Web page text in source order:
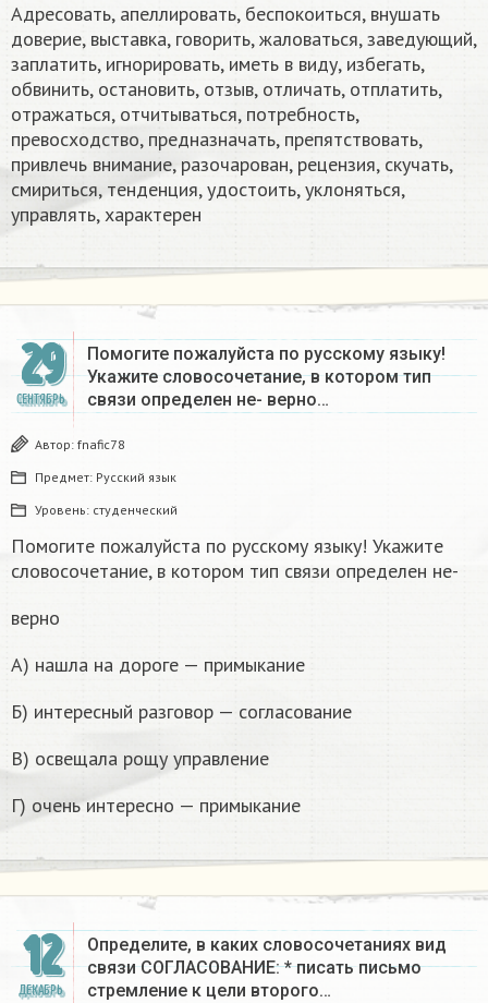
Адресовать, апеллировать, беспокоиться, внушать
доверие, выставка, говорить, жаловаться, заведующий,
заплатить, игнорировать, иметь в виду, избегать,
обвинить, остановить, отзыв, отличать, отплатить,
отражаться, отчитываться, потребность,
превосходство, предназначать, препятствовать,
привлечь внимание, разочарован, рецензия, скучать,
смириться, тенденция, удостоить, уклоняться,
управлять, характерен
29
СЕНТЯБРЬ
Помогите пожалуйста по русскому языку!
Укажите словосочетание, в котором тип
связи определен не- верно…
Автор: fnafic78
Предмет: Русский язык
Уровень: студенческий
Помогите пожалуйста по русскому языку! Укажите
словосочетание, в котором тип связи определен не-
верно
А) нашла на дороге — примыкание
Б) интересный разговор — согласование
B) освещала рощу управление
Г) очень интересно — примыкание
12
ДЕКАБРЬ
Определите, в каких словосочетаниях вид
связи СОГЛАСОВАНИЕ: * писать письмо
стремление к цели второго…